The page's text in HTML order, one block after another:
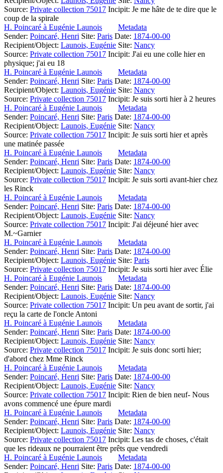
Source: Private collection 75017 Incipit: Je me hâte de te dire que le
coup de la spirale
H. Poincaré à Eugénie Launois
Metadata
Sender: Poincaré, Henri Site: Paris Date: 1874-00-00
Recipient/Object: Launois, Eugénie Site: Nancy
Source: Private collection 75017 Incipit: J'ai eu une colle hier en
physique; j'ai eu 18
H. Poincaré à Eugénie Launois
Metadata
Sender: Poincaré, Henri Site: Paris Date: 1874-00-00
Recipient/Object: Launois, Eugénie Site: Nancy
Source: Private collection 75017 Incipit: Je suis sorti hier à 2 heures
H. Poincaré à Eugénie Launois
Metadata
Sender: Poincaré, Henri Site: Paris Date: 1874-00-00
Recipient/Object: Launois, Eugénie Site: Nancy
Source: Private collection 75017 Incipit: Je suis sorti hier et après
une matinée passée
H. Poincaré à Eugénie Launois
Metadata
Sender: Poincaré, Henri Site: Paris Date: 1874-00-00
Recipient/Object: Launois, Eugénie Site: Nancy
Source: Private collection 75017 Incipit: Je suis sorti avant-hier chez
les Rinck
H. Poincaré à Eugénie Launois
Metadata
Sender: Poincaré, Henri Site: Paris Date: 1874-00-00
Recipient/Object: Launois, Eugénie Site: Nancy
Source: Private collection 75017 Incipit: J'ai déjeuné hier avec
M.~Garnier
H. Poincaré à Eugénie Launois
Metadata
Sender: Poincaré, Henri Site: Paris Date: 1874-00-00
Recipient/Object: Launois, Eugénie Site: Paris
Source: Private collection 75017 Incipit: Je suis sorti hier avec Élie
H. Poincaré à Eugénie Launois
Metadata
Sender: Poincaré, Henri Site: Paris Date: 1874-00-00
Recipient/Object: Launois, Eugénie Site: Nancy
Source: Private collection 75017 Incipit: Un peu avant de sortir, j'ai
reçu la carte de l'oncle Antoni
H. Poincaré à Eugénie Launois
Metadata
Sender: Poincaré, Henri Site: Paris Date: 1874-00-00
Recipient/Object: Launois, Eugénie Site: Nancy
Source: Private collection 75017 Incipit: Je suis donc sorti hier;
d'abord chez Mme Rinck
H. Poincaré à Eugénie Launois
Metadata
Sender: Poincaré, Henri Site: Paris Date: 1874-00-00
Recipient/Object: Launois, Eugénie Site: Nancy
Source: Private collection 75017 Incipit: Rien de bien neuf- Nous
avons commencé une épure mardi
H. Poincaré à Eugénie Launois
Metadata
Sender: Poincaré, Henri Site: Paris Date: 1874-00-00
Recipient/Object: Launois, Eugénie Site: Nancy
Source: Private collection 75017 Incipit: Les tas de choses, c'était
que les rideaux ne pourraient être prêts que vendredi
H. Poincaré à Eugénie Launois
Metadata
Sender: Poincaré, Henri Site: Paris Date: 1874-00-00